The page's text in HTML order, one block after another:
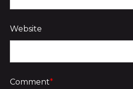
Website
Comment*